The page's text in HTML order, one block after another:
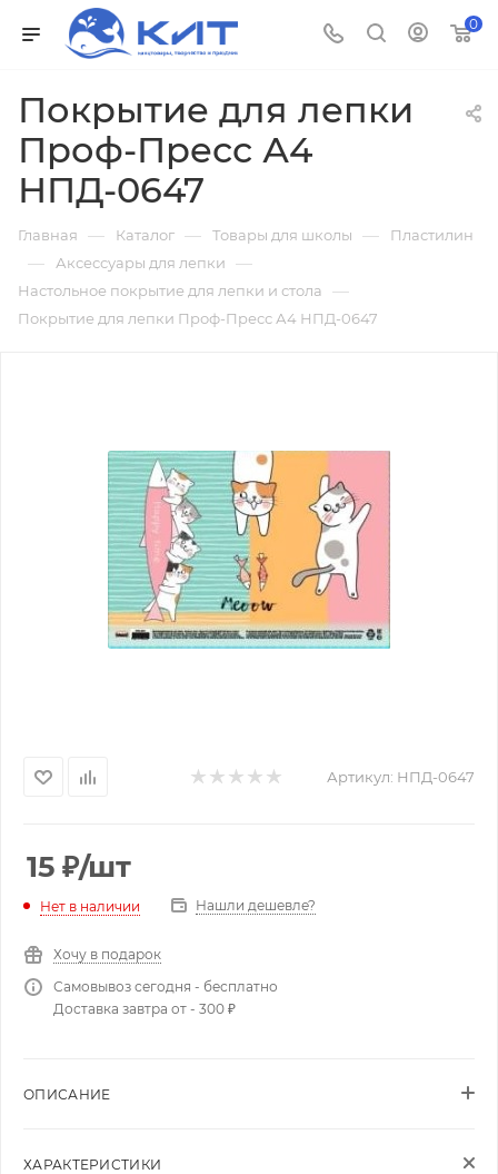
0
Покрытие для лепки
Проф-Пресс А4
НПД-0647
Главная — Каталог — Товары для школы — Пластилин
— Аксессуары для лепки —
Настольное покрытие для лепки и стола —
Покрытие для лепки Проф-Пресс А4 НПД-0647
Артикул: НПД-0647
15 ₽/шт
Нет в наличии Нашли дешевле?
Хочу в подарок
Самовывоз сегодня - бесплатно
Доставка завтра от - 300 ₽
ОПИСАНИЕ
ХАРАКТЕРИСТИКИ